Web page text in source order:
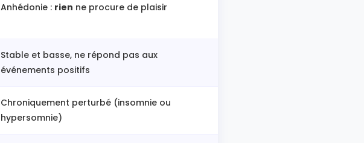
Anhédonie : rien ne procure de plaisir
Stable et basse, ne répond pas aux
événements positifs
Chroniquement perturbé (insomnie ou
hypersomnie)